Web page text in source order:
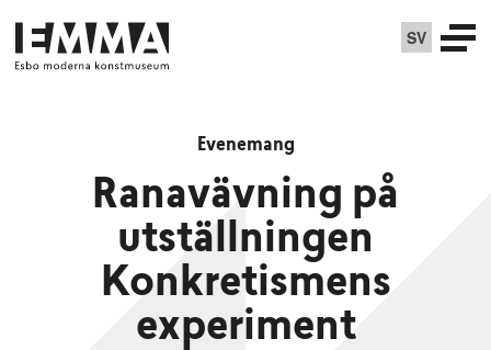
SV
Evenemang
Ranavävning på
utställningen
Konkretismens
experiment